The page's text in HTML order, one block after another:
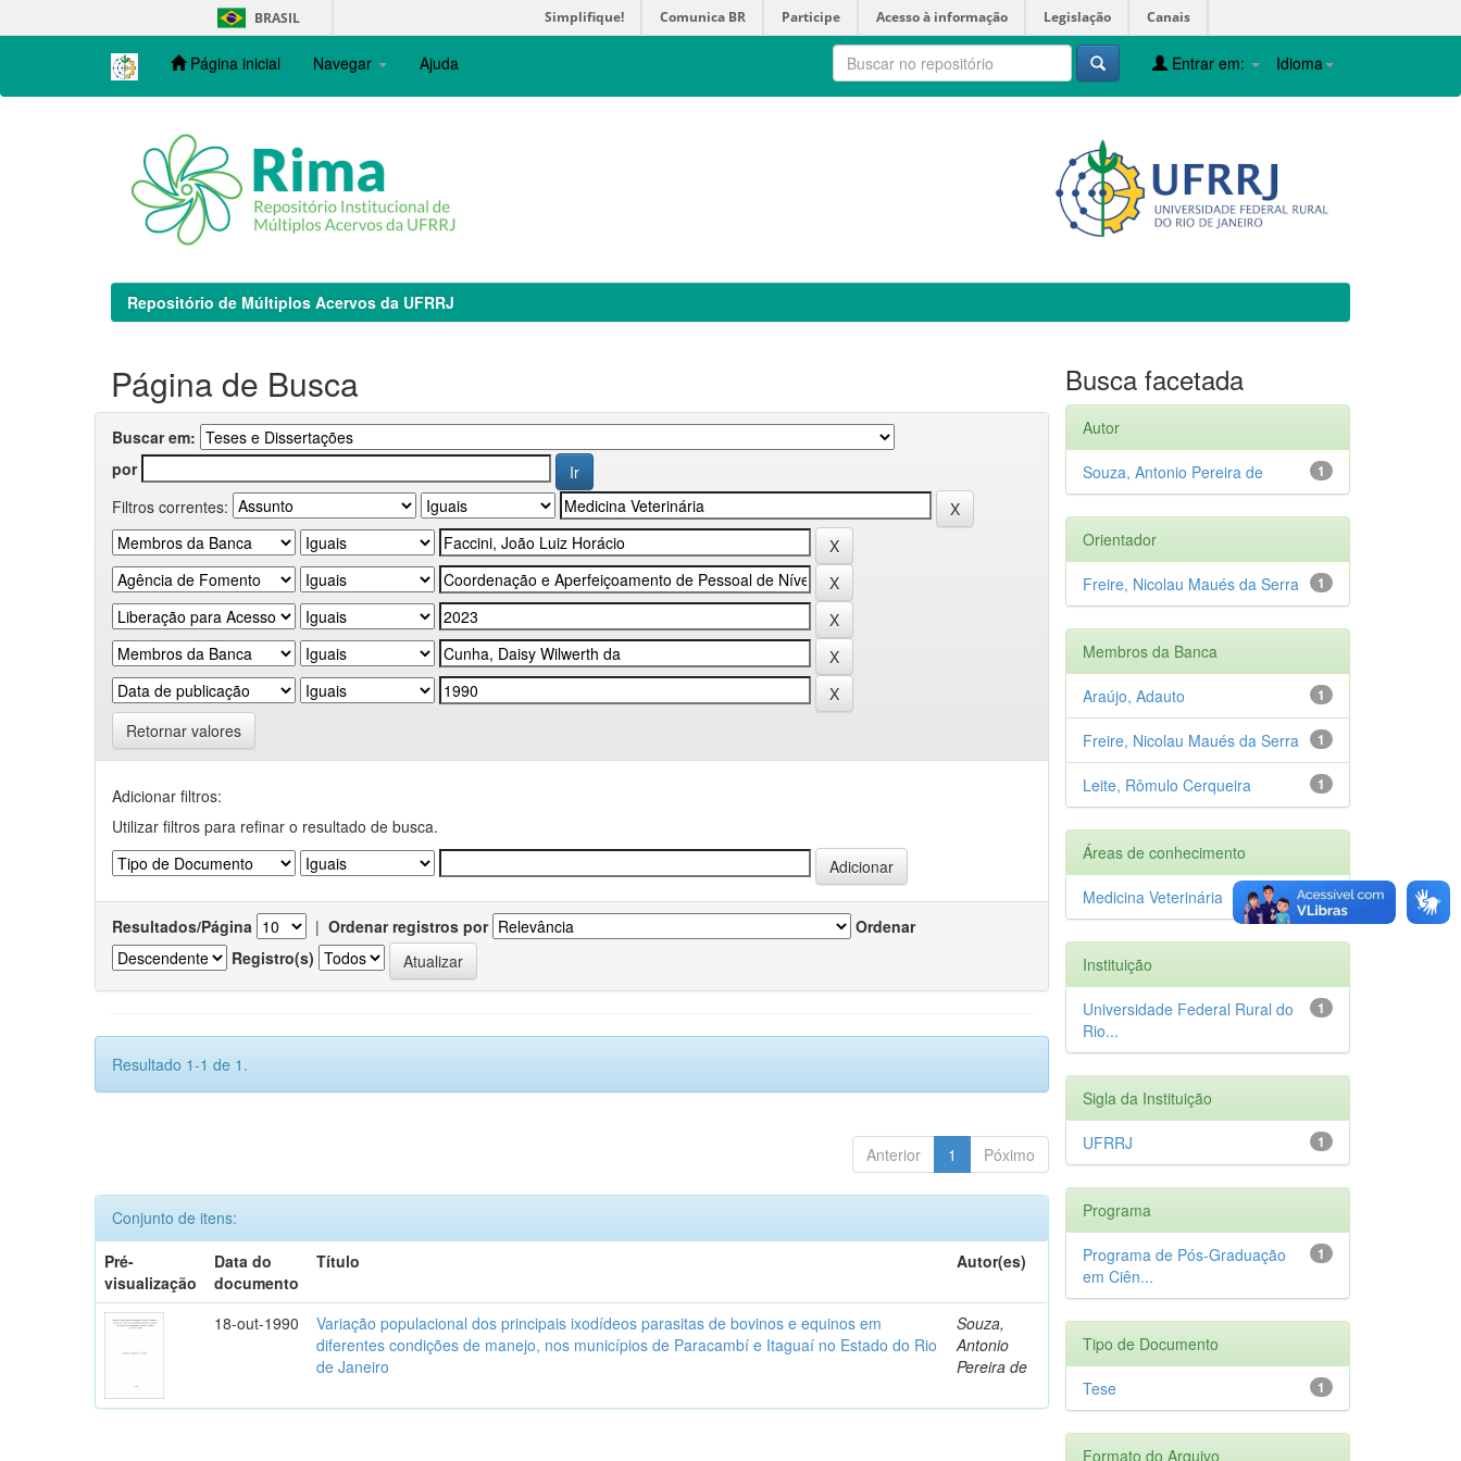
navigation
BRASIL Simplifique! Comunica BR Participe Acesso à informação Legislação Canais
Página inicial Navegar Ajuda Idioma
Entrar em:
Repositório de Múltiplos Acervos da UFRRJ
Página de Busca
Buscar em:
por
Filtros correntes:
Retornar valores
Adicionar filtros:
Utilizar filtros para refinar o resultado de busca.
Resultados/Página | Ordenar registros por
Ordenar
Registro(s)
Resultado 1-1 de 1.
Anterior 1 Póximo
Conjunto de itens:
Pré-
visualização
Data do
documento
Título Autor(es)
18-out-1990
Variação populacional dos principais ixodídeos parasitas de bovinos e equinos em
diferentes condições de manejo, nos municípios de Paracambí e Itaguaí no Estado do Rio
de Janeiro
Souza,
Antonio
Pereira de
Busca facetada
Autor
1
Souza, Antonio Pereira de
Orientador
1
Freire, Nicolau Maués da Serra
Membros da Banca
1
Araújo, Adauto
1
Freire, Nicolau Maués da Serra
1
Leite, Rômulo Cerqueira
Áreas de conhecimento
1
Medicina Veterinária
Instituição
1
Universidade Federal Rural do
Rio...
Sigla da Instituição
1
UFRRJ
Programa
1
Programa de Pós-Graduação
em Ciên...
Tipo de Documento
1
Tese
Formato do Arquivo